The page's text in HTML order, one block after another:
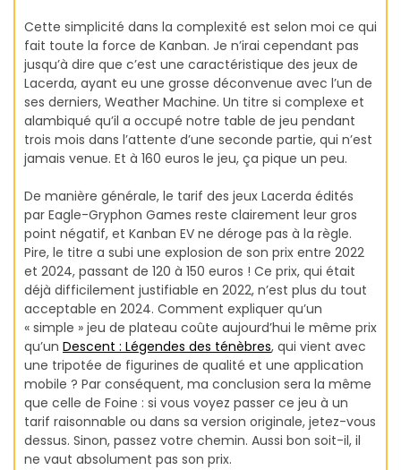
Cette simplicité dans la complexité est selon moi ce qui
fait toute la force de Kanban. Je n’irai cependant pas
jusqu’à dire que c’est une caractéristique des jeux de
Lacerda, ayant eu une grosse déconvenue avec l’un de
ses derniers, Weather Machine. Un titre si complexe et
alambiqué qu’il a occupé notre table de jeu pendant
trois mois dans l’attente d’une seconde partie, qui n’est
jamais venue. Et à 160 euros le jeu, ça pique un peu.
De manière générale, le tarif des jeux Lacerda édités
par Eagle-Gryphon Games reste clairement leur gros
point négatif, et Kanban EV ne déroge pas à la règle.
Pire, le titre a subi une explosion de son prix entre 2022
et 2024, passant de 120 à 150 euros ! Ce prix, qui était
déjà difficilement justifiable en 2022, n’est plus du tout
acceptable en 2024. Comment expliquer qu’un
« simple » jeu de plateau coûte aujourd’hui le même prix
qu’un Descent : Légendes des ténèbres, qui vient avec
une tripotée de figurines de qualité et une application
mobile ? Par conséquent, ma conclusion sera la même
que celle de Foine : si vous voyez passer ce jeu à un
tarif raisonnable ou dans sa version originale, jetez-vous
dessus. Sinon, passez votre chemin. Aussi bon soit-il, il
ne vaut absolument pas son prix.